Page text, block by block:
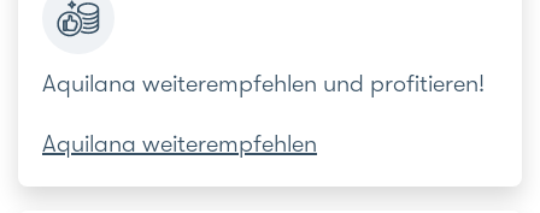
Aquilana weiterempfehlen und profitieren!
Aquilana weiterempfehlen